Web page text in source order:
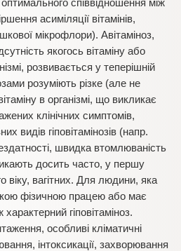
співвідношення між
асиміляції вітамінів,
мікрофлори). Авітаміноз,
якогось вітаміну або
розвивається у теперішній
розуміють різке (але не
в організмі, що викликає
клінічних симптомів,
видів гіповітамінозів (напр.
швидка втомлюваність
досить часто, у першу
віку, вагітних. Для людини, яка
фізичною працею або має
гіповітаміноз.
особливі кліматичні
інтоксикації, захворювання